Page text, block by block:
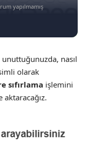
yapılmamış
nasıl
olarak
sıfırlama işlemini
aktaracağız.